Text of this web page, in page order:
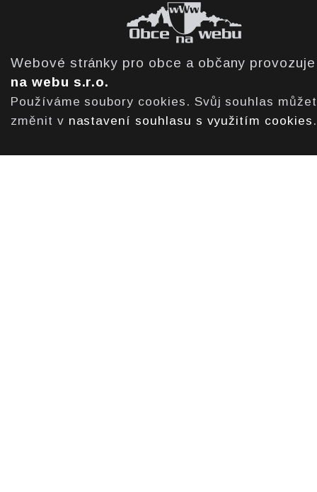
Webové stránky pro obce a občany
na webu s.r.o.
Používáme soubory cookies. Svůj souhlas
změnit v nastavení souhlasu s využitím cookies .